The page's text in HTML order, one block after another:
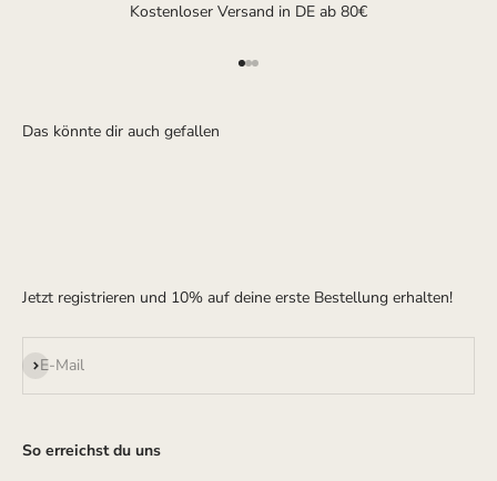
Kostenloser Versand in DE ab 80€
Jetzt registrieren und 10% auf deine erste Bestellung erhalten!
E-Mail
Abonnieren
So erreichst du uns